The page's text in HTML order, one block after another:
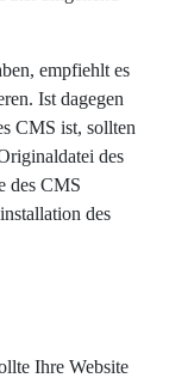
empfiehlt es
Ist dagegen
CMS ist, sollten
des
des CMS
des
Ihre Website